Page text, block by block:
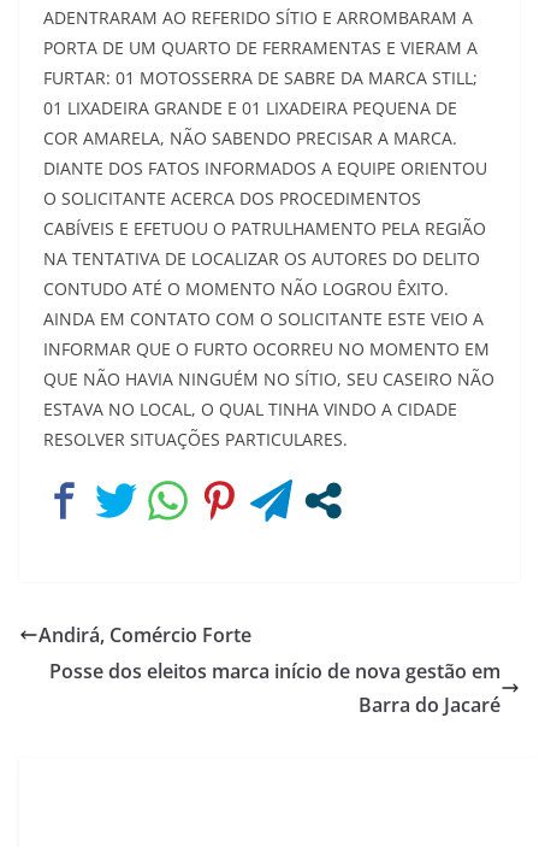
ADENTRARAM AO REFERIDO SÍTIO E ARROMBARAM A
PORTA DE UM QUARTO DE FERRAMENTAS E VIERAM A
FURTAR: 01 MOTOSSERRA DE SABRE DA MARCA STILL;
01 LIXADEIRA GRANDE E 01 LIXADEIRA PEQUENA DE
COR AMARELA, NÃO SABENDO PRECISAR A MARCA.
DIANTE DOS FATOS INFORMADOS A EQUIPE ORIENTOU
O SOLICITANTE ACERCA DOS PROCEDIMENTOS
CABÍVEIS E EFETUOU O PATRULHAMENTO PELA REGIÃO
NA TENTATIVA DE LOCALIZAR OS AUTORES DO DELITO
CONTUDO ATÉ O MOMENTO NÃO LOGROU ÊXITO.
AINDA EM CONTATO COM O SOLICITANTE ESTE VEIO A
INFORMAR QUE O FURTO OCORREU NO MOMENTO EM
QUE NÃO HAVIA NINGUÉM NO SÍTIO, SEU CASEIRO NÃO
ESTAVA NO LOCAL, O QUAL TINHA VINDO A CIDADE
RESOLVER SITUAÇÕES PARTICULARES.
Andirá, Comércio Forte
Posse dos eleitos marca início de nova gestão em
Barra do Jacaré